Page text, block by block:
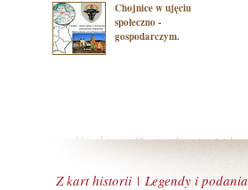
Chojnice w ujęciu
społeczno -
gospodarczym.
Z kart historii | Legendy i podania